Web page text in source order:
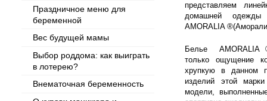
Праздничное меню для
беременной
Вес будущей мамы
Выбор роддома: как выиграть
в лотерею?
Внематочная беременность
представляем
домашней одежды
AMORALIA
Белье AMORALIA
только ощущение
хрупкую в данном
изделий этой
модели,